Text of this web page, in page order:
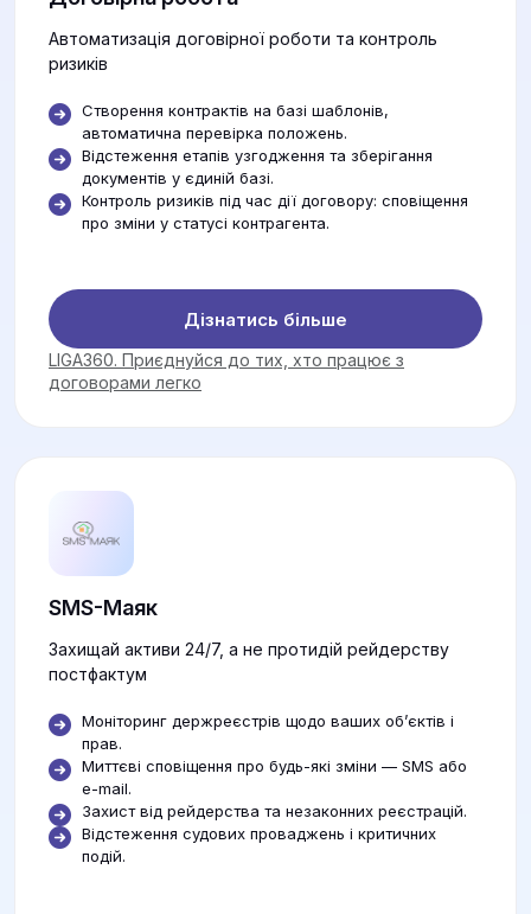
Автоматизація договірної роботи та контроль
ризиків
Створення контрактів на базі шаблонів,
автоматична перевірка положень.
Відстеження етапів узгодження та зберігання
документів у єдиній базі.
Контроль ризиків під час дії договору: сповіщення
про зміни у статусі контрагента.
Дізнатись більше
LIGA360. Приєднуйся до тих, хто працює з
договорами легко
SMS-Маяк
Захищай активи 24/7, а не протидій рейдерству
постфактум
Моніторинг держреєстрів щодо ваших об’єктів і
прав.
Миттєві сповіщення про будь-які зміни — SMS або
e-mail.
Захист від рейдерства та незаконних реєстрацій.
Відстеження судових проваджень і критичних
подій.